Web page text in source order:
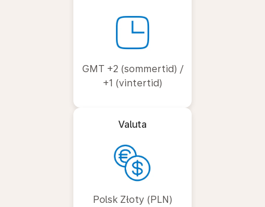
GMT +2 (sommertid) /
+1 (vintertid)
Valuta
Polsk Złoty (PLN)